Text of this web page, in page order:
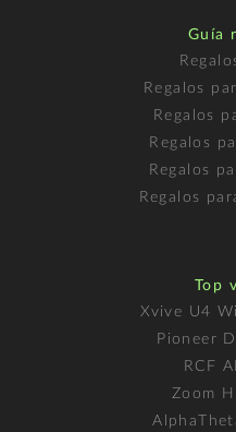
Guía
Regalos
Regalos
Regalos
Regalos
Regalos
Top
Xvive U4
Pioneer
RCF
Zoom